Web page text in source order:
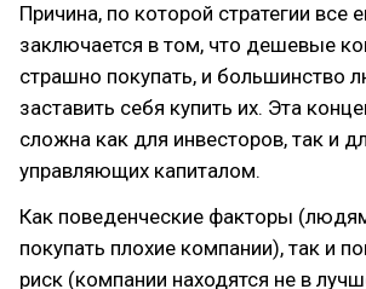
Причина, по которой стратегии все
заключается в том, что дешевые
страшно покупать, и большинство
заставить себя купить их. Эта
сложна как для инвесторов, так и
управляющих капиталом.
Как поведенческие факторы
покупать плохие компании), так и
риск (компании находятся не в